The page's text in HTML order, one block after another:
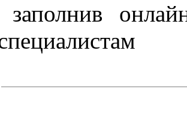
заполнив